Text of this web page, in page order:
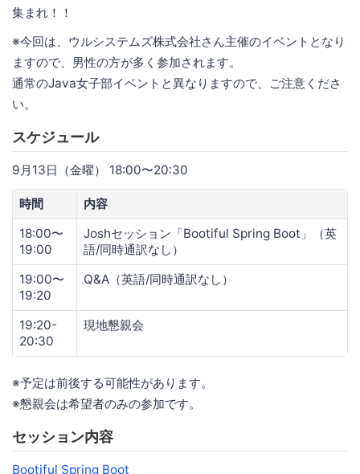
集まれ！！
※今回は、ウルシステムズ株式会社さん主催のイベントとなり
ますので、男性の方が多く参加されます。
通常のJava女子部イベントと異なりますので、ご注意くださ
い。
スケジュール
9月13日（金曜） 18:00〜20:30
時間
内容
18:00〜
19:00
Joshセッション「Bootiful Spring Boot」（英
語/同時通訳なし）
19:00〜
19:20
Q&A（英語/同時通訳なし）
19:20-
20:30
現地懇親会
※予定は前後する可能性があります。
※懇親会は希望者のみの参加です。
セッション内容
Bootiful Spring Boot